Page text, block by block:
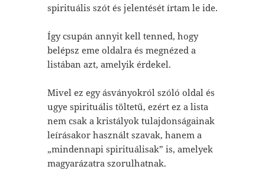
spirituális szót és jelentését írtam le ide.
Így csupán annyit kell tenned, hogy
belépsz eme oldalra és megnézed a
listában azt, amelyik érdekel.
Mivel ez egy ásványokról szóló oldal és
ugye spirituális töltetű, ezért ez a lista
nem csak a kristályok tulajdonságainak
leírásakor használt szavak, hanem a
„mindennapi spirituálisak” is, amelyek
magyarázatra szorulhatnak.